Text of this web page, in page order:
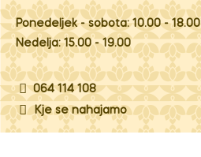
Ponedeljek - sobota: 10.00 - 18.00
Nedelja: 15.00 - 19.00
064 114 108
Kje se nahajamo